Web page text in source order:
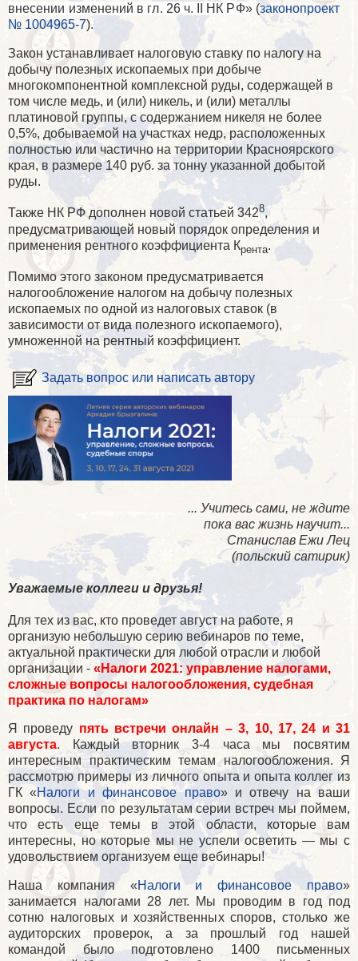
внесении изменений в гл. 26 ч.
НК РФ»(законопроект
№ 1004965-7).
Закон устанавливает налоговую ставку по налогу на
добычу полезных ископаемых при добыче
многокомпонентной комплексной руды, содержащей в
том числе медь, и (или) никель, и (или) металлы
платиновой группы, с содержанием никеля не более
0,5%, добываемой на участках недр, расположенных
полностью или частично на территории Красноярского
края, в размере 140 руб. за тонну указанной добытой
руды.
Также НК РФ дополнен новой статьей 3428,
предусматривающей новый порядок определения и
применения рентного коэффициента Крента.
Помимо этого законом предусматривается
налогообложение налогом на добычу полезных
ископаемых по одной из налоговых ставок (в
зависимости от вида полезного ископаемого),
умноженной на рентный коэффициент.
Задать вопрос или написать автору
... Учитесь сами, не ждите
пока вас жизнь научит...
Станислав Ежи Лец
(польский сатирик)
Уважаемые коллеги и друзья!
Для тех из вас, кто проведет август на работе, я
организую небольшую серию вебинаров по теме,
актуальной практически для любой отрасли и любой
организации - «Налоги 2021: управление налогами,
сложные вопросы налогообложения, судебная
практика по налогам»
Я проведу пять встречи онлайн – 3, 10, 17, 24 и 31
августа. Каждый вторник 3-4 часа мы посвятим
интересным практическим темам налогообложения. Я
рассмотрю примеры из личного опыта и опыта коллег из
ГК «Налоги и финансовое право» и отвечу на ваши
вопросы. Если по результатам серии встреч мы поймем,
что есть еще темы в этой области, которые вам
интересны, но которые мы не успели осветить — мы с
удовольствием организуем еще вебинары!
Наша компания «Налоги и финансовое право»
занимается налогами 28 лет. Мы проводим в год под
сотню налоговых и хозяйственных споров, столько же
аудиторских проверок, а за прошлый год нашей
командой было подготовлено 1400 письменных